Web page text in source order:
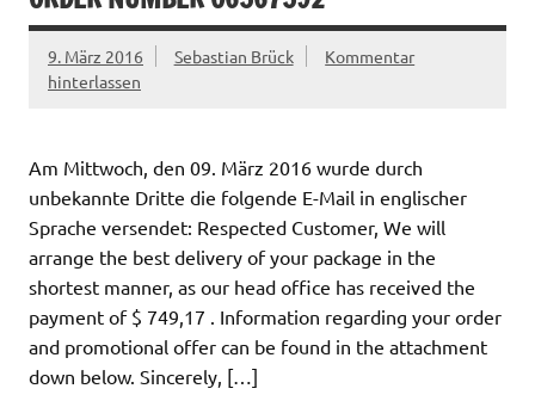
9. März 2016 Sebastian Brück
Kommentar
hinterlassen
Am Mittwoch, den 09. März 2016 wurde durch
unbekannte Dritte die folgende E-Mail in englischer
Sprache versendet: Respected Customer, We will
arrange the best delivery of your package in the
shortest manner, as our head office has received the
payment of $ 749,17 . Information regarding your order
and promotional offer can be found in the attachment
down below. Sincerely, […]